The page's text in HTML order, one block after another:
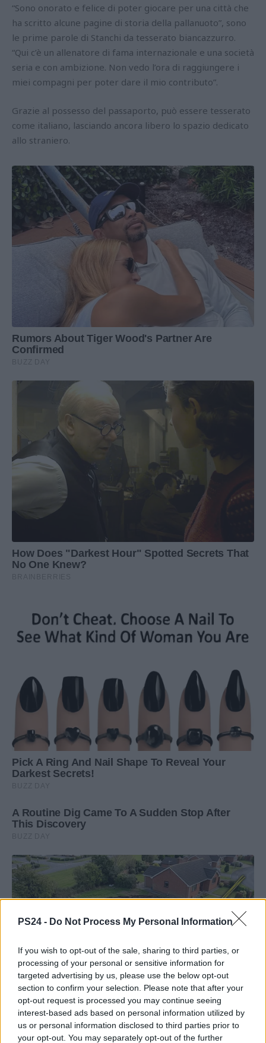
PS24 - Do Not Process My Personal Information
If you wish to opt-out of the sale, sharing to third parties, or
processing of your personal or sensitive information for
targeted advertising by us, please use the below opt-out
section to confirm your selection. Please note that after your
opt-out request is processed you may continue seeing
interest-based ads based on personal information utilized by
us or personal information disclosed to third parties prior to
your opt-out. You may separately opt-out of the further
“Sono onorato e felice di poter giocare per una città che
ha scritto alcune pagine di storia della pallanuoto”, sono
le prime parole di Stanchi da tesserato biancazzurro.
“Qui c’è un allenatore di fama internazionale e una società
seria e con ambizione. Non vedo l’ora di raggiungere i
miei compagni per poter dare il mio contributo”.
Grazie al possesso del passaporto, può essere tesserato
come italiano, lasciando ancora libero lo spazio dedicato
allo straniero.